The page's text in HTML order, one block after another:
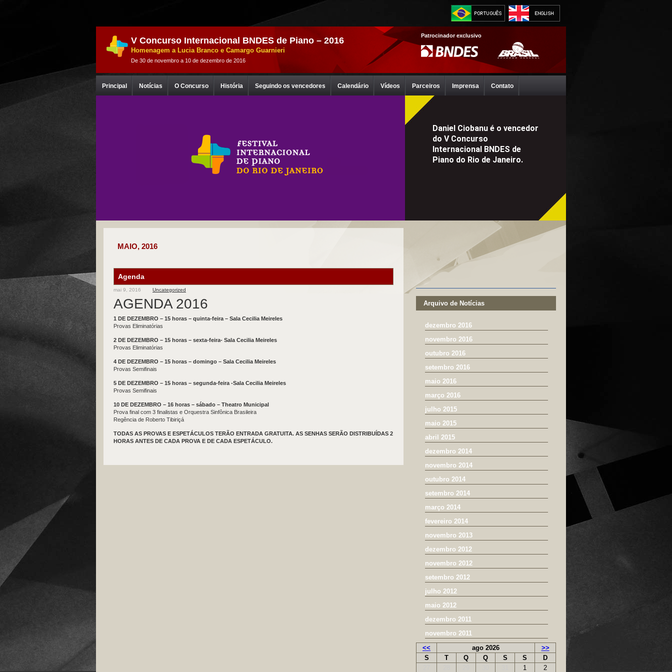
V Concurso Internacional BNDES de Piano – 2016
Homenagem a Lucia Branco e Camargo Guarnieri
De 30 de novembro a 10 de dezembro de 2016
Patrocinador exclusivo
Principal Notícias O Concurso História Seguindo os vencedores Calendário Vídeos Parceiros Imprensa Contato
Daniel Ciobanu é o vencedor
do V Concurso
Internacional BNDES de
Piano do Rio de Janeiro.
MAIO, 2016
Agenda
mai 9, 2016 Uncategorized
AGENDA 2016
1 DE DEZEMBRO – 15 horas – quinta-feira – Sala Cecilia Meireles
Provas Eliminatórias
2 DE DEZEMBRO – 15 horas – sexta-feira- Sala Cecilia Meireles
Provas Eliminatórias
4 DE DEZEMBRO – 15 horas – domingo – Sala Cecilia Meireles
Provas Semifinais
5 DE DEZEMBRO – 15 horas – segunda-feira -Sala Cecilia Meireles
Provas Semifinais
10 DE DEZEMBRO – 16 horas – sábado – Theatro Municipal
Prova final com 3 finalistas e Orquestra Sinfônica Brasileira
Regência de Roberto Tibiriçá
TODAS AS PROVAS E ESPETÁCULOS TERÃO ENTRADA GRATUITA. AS SENHAS SERÃO DISTRIBUÍDAS 2
HORAS ANTES DE CADA PROVA E DE CADA ESPETÁCULO.
Arquivo de Notícias
dezembro 2016
novembro 2016
outubro 2016
setembro 2016
maio 2016
março 2016
julho 2015
maio 2015
abril 2015
dezembro 2014
novembro 2014
outubro 2014
setembro 2014
março 2014
fevereiro 2014
novembro 2013
dezembro 2012
novembro 2012
setembro 2012
julho 2012
maio 2012
dezembro 2011
novembro 2011
<<
ago 2026
>>
S
T Q Q S S
D
1 2